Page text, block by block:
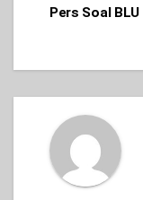
Pers Soal BLU